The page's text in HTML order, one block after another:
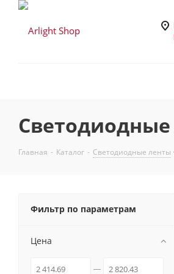
Светодиодные
Главная - Каталог - Светодиодные ленты
Фильтр по параметрам
Цена